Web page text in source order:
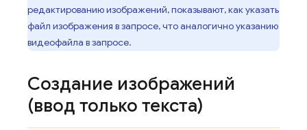
редактированию изображений, показывают, как указать
файл изображения в запросе, что аналогично указанию
видеофайла в запросе.
Создание изображений
(ввод только текста)